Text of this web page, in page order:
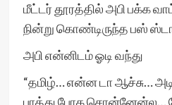
மீட்டர் தூரத்தில் அபி பக்க
நின்று கொண்டிருந்த பஸ்
அபி என்னிடம் ஓடி வந்து
“தமிழ்… என்ன டா ஆச்சு…
பாத்து போக சொன்னேன்ல…